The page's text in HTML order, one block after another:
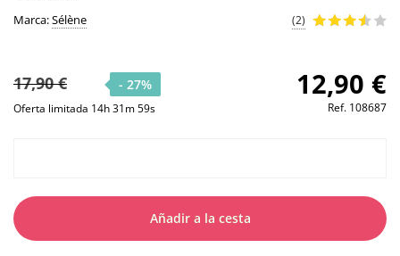
Marca:Sélène (2)
17,90 € - 27% 12,90 €
Oferta limitada 14h 31m 59s Ref. 108687
Añadir a la cesta